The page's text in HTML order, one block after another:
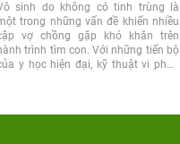
sinh do không có tinh trùng là
trong những vấn đề khiến nhiều
vợ chồng gặp khó khăn trên
trình tìm con. Với những tiến bộ
y học hiện đại, kỹ thuật vi phẫu